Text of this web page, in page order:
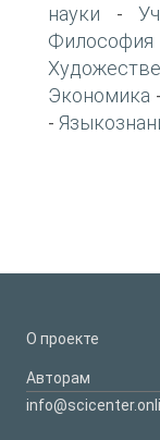
науки -
Философия
Экономика -
-
О проекте
Авторам